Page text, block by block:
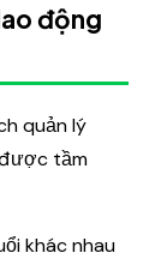
động
quản lý
tầm
khác nhau